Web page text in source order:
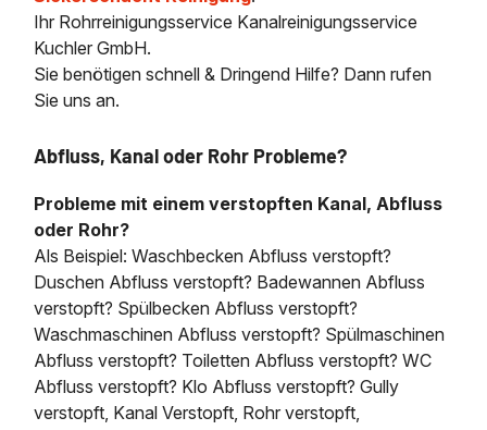
Ihr Rohrreinigungsservice Kanalreinigungsservice
Kuchler GmbH.
Sie benötigen schnell & Dringend Hilfe? Dann rufen
Sie uns an.
Abfluss, Kanal oder Rohr Probleme?
Probleme mit einem verstopften Kanal, Abfluss
oder Rohr?
Als Beispiel: Waschbecken Abfluss verstopft?
Duschen Abfluss verstopft? Badewannen Abfluss
verstopft? Spülbecken Abfluss verstopft?
Waschmaschinen Abfluss verstopft? Spülmaschinen
Abfluss verstopft? Toiletten Abfluss verstopft? WC
Abfluss verstopft? Klo Abfluss verstopft? Gully
verstopft, Kanal Verstopft, Rohr verstopft,